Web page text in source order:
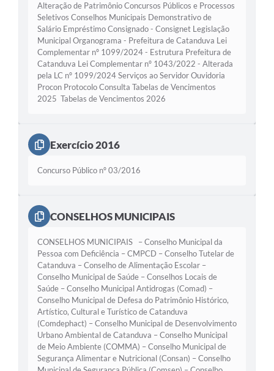
Galeria de Fotos
Ouvidoria
Arquivos para Download
Carta de Serviços
Obras
Links
A Prefeitura
Enquete
Agenda
Alteração de Patrimônio Concursos Públicos e Processos
Seletivos Conselhos Municipais Demonstrativo de
Salário Empréstimo Consignado - Consignet Legislação
Municipal Organograma - Prefeitura de Catanduva Lei
Complementar nº 1099/2024 - Estrutura Prefeitura de
Catanduva Lei Complementar nº 1043/2022 - Alterada
pela LC nº 1099/2024 Serviços ao Servidor Ouvidoria
Procon Protocolo Consulta Tabelas de Vencimentos
2025 Tabelas de Vencimentos 2026
Exercício 2016
Concurso Público nº 03/2016
CONSELHOS MUNICIPAIS
CONSELHOS MUNICIPAIS – Conselho Municipal da
Pessoa com Deficiência – CMPCD – Conselho Tutelar de
Catanduva – Conselho de Alimentação Escolar –
Conselho Municipal de Saúde – Conselhos Locais de
Saúde – Conselho Municipal Antidrogas (Comad) –
Conselho Municipal de Defesa do Patrimônio Histórico,
Artístico, Cultural e Turístico de Catanduva
(Comdephact) – Conselho Municipal de Desenvolvimento
Urbano Ambiental de Catanduva – Conselho Municipal
de Meio Ambiente (COMMA) – Conselho Municipal de
Segurança Alimentar e Nutricional (Consan) – Conselho